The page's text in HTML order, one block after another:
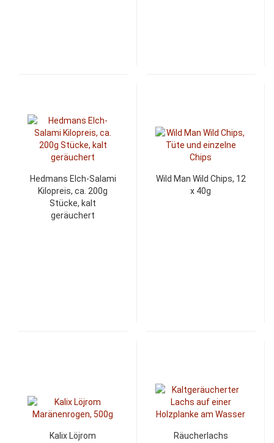
Hedmans Elch-Salami
Kilopreis, ca. 200g
Stücke, kalt
geräuchert
Wild Man Wild Chips, 12
x 40g
Kalix Löjrom Räucherlachs